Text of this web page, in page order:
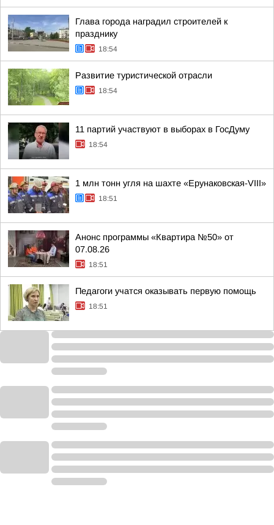
Глава города наградил строителей к
празднику
18:54
Развитие туристической отрасли
18:54
11 партий участвуют в выборах в ГосДуму
18:54
1 млн тонн угля на шахте «Ерунаковская-VIII»
18:51
Анонс программы «Квартира №50» от
07.08.26
18:51
Педагоги учатся оказывать первую помощь
18:51